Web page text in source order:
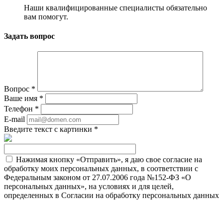
Наши квалифицированные специалисты обязательно
вам помогут.
Задать вопрос
Вопрос *
Ваше имя *
Телефон *
E-mail
Введите текст с картинки *
Нажимая кнопку «Отправить», я даю свое согласие на
обработку моих персональных данных, в соответствии с
Федеральным законом от 27.07.2006 года №152-ФЗ «О
персональных данных», на условиях и для целей,
определенных в Согласии на обработку персональных данных